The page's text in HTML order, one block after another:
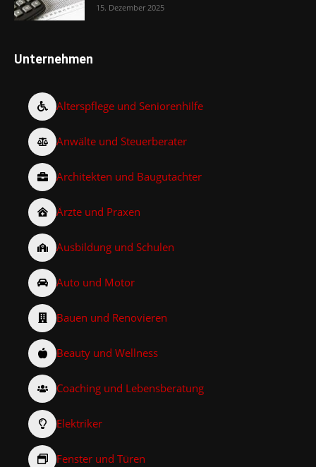
15. Dezember 2025
Unternehmen
Alterspflege und Seniorenhilfe
Anwälte und Steuerberater
Architekten und Baugutachter
Ärzte und Praxen
Ausbildung und Schulen
Auto und Motor
Bauen und Renovieren
Beauty und Wellness
Coaching und Lebensberatung
Elektriker
Fenster und Türen